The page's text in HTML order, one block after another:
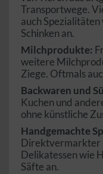
Transportwege.
auch
Schinken an.
Milchprodukte:
weitere
Ziege. Oftmals
Backwaren und
Kuchen und
ohne künstliche
Handgemachte
Direktvermarkter
Delikatessen wie
Säfte an.